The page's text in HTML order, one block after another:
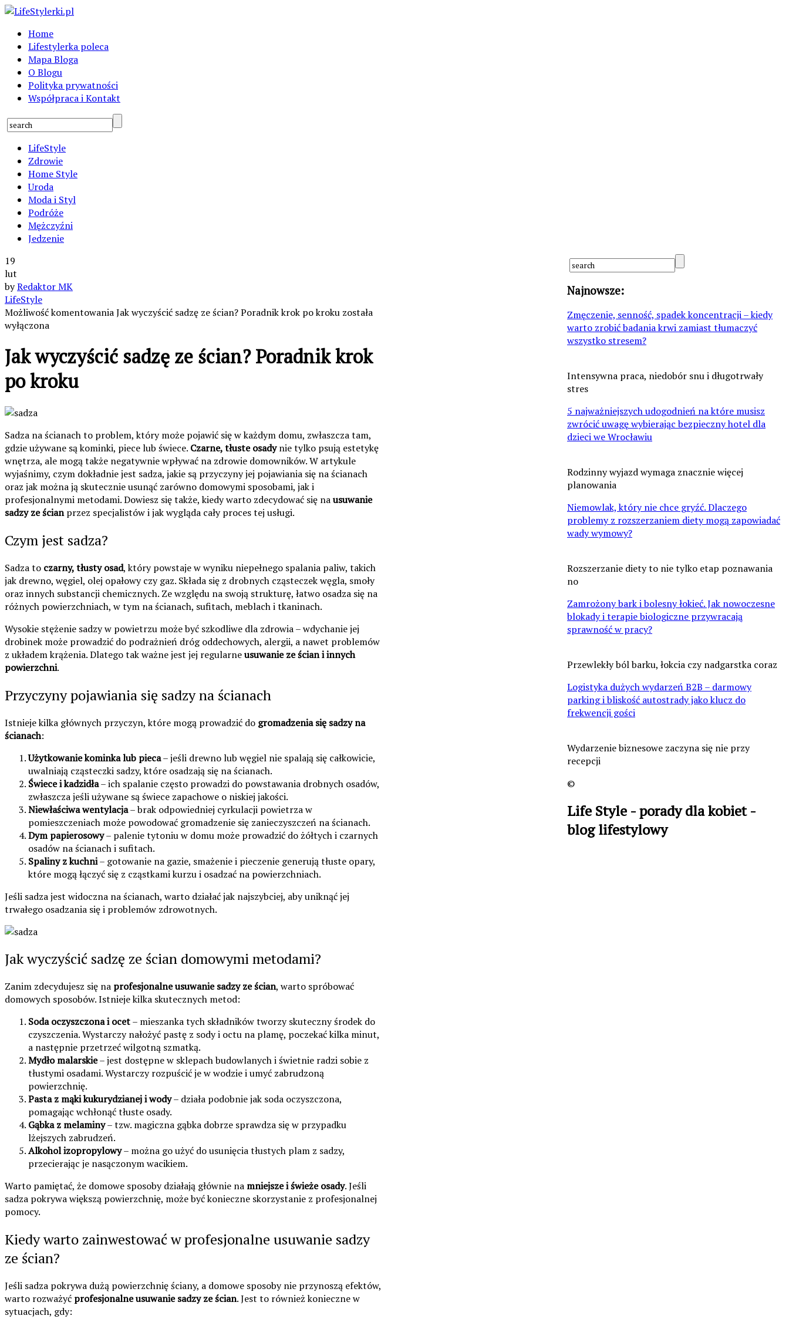
Home
Lifestylerka poleca
Mapa Bloga
O Blogu
Polityka prywatności
Współpraca i Kontakt
LifeStyle
Zdrowie
Home Style
Uroda
Moda i Styl
Podróże
Mężczyźni
Jedzenie
19
lut
byRedaktor MK
LifeStyle
Możliwość komentowaniaJak wyczyścić sadzę ze ścian? Poradnik krok po kroku została
wyłączona
Jak wyczyścić sadzę ze ścian? Poradnik krok
po kroku
Sadza na ścianach to problem, który może pojawić się w każdym domu, zwłaszcza tam,
gdzie używane są kominki, piece lub świece. Czarne, tłuste osadynie tylko psują estetykę
wnętrza, ale mogą także negatywnie wpływać na zdrowie domowników. W artykule
wyjaśnimy, czym dokładnie jest sadza, jakie są przyczyny jej pojawiania się na ścianach
oraz jak można ją skutecznie usunąć zarówno domowymi sposobami, jak i
profesjonalnymi metodami. Dowiesz się także, kiedy warto zdecydować się nausuwanie
sadzy ze ścianprzez specjalistów i jak wygląda cały proces tej usługi.
Czym jest sadza?
Sadza to czarny, tłusty osad, który powstaje w wyniku niepełnego spalania paliw, takich
jak drewno, węgiel, olej opałowy czy gaz. Składa się z drobnych cząsteczek węgla, smoły
oraz innych substancji chemicznych. Ze względu na swoją strukturę, łatwo osadza się na
różnych powierzchniach, w tym na ścianach, sufitach, meblach i tkaninach.
Wysokie stężenie sadzy w powietrzu może być szkodliwe dla zdrowia – wdychanie jej
drobinek może prowadzić do podrażnień dróg oddechowych, alergii, a nawet problemów
z układem krążenia. Dlatego tak ważne jest jej regularneusuwanie ze ścian i innych
powierzchni.
Przyczyny pojawiania się sadzy na ścianach
Istnieje kilka głównych przyczyn, które mogą prowadzić do gromadzenia się sadzy na
ścianach:
Użytkowanie kominka lub pieca– jeśli drewno lub węgiel nie spalają się całkowicie,
uwalniają cząsteczki sadzy, które osadzają się na ścianach.
Świece i kadzidła– ich spalanie często prowadzi do powstawania drobnych osadów,
zwłaszcza jeśli używane są świece zapachowe o niskiej jakości.
Niewłaściwa wentylacja– brak odpowiedniej cyrkulacji powietrza w
pomieszczeniach może powodować gromadzenie się zanieczyszczeń na ścianach.
Dym papierosowy– palenie tytoniu w domu może prowadzić do żółtych i czarnych
osadów na ścianach i sufitach.
Spaliny z kuchni– gotowanie na gazie, smażenie i pieczenie generują tłuste opary,
które mogą łączyć się z cząstkami kurzu i osadzać na powierzchniach.
Jeśli sadza jest widoczna na ścianach, warto działać jak najszybciej, aby uniknąć jej
trwałego osadzania się i problemów zdrowotnych.
Jak wyczyścić sadzę ze ścian domowymi metodami?
Zanim zdecydujesz się na profesjonalne usuwanie sadzy ze ścian, warto spróbować
domowych sposobów. Istnieje kilka skutecznych metod:
Soda oczyszczona i ocet– mieszanka tych składników tworzy skuteczny środek do
czyszczenia. Wystarczy nałożyć pastę z sody i octu na plamę, poczekać kilka minut,
a następnie przetrzeć wilgotną szmatką.
Mydło malarskie– jest dostępne w sklepach budowlanych i świetnie radzi sobie z
tłustymi osadami. Wystarczy rozpuścić je w wodzie i umyć zabrudzoną
powierzchnię.
Pasta z mąki kukurydzianej i wody– działa podobnie jak soda oczyszczona,
pomagając wchłonąć tłuste osady.
Gąbka z melaminy– tzw. magiczna gąbka dobrze sprawdza się w przypadku
lżejszych zabrudzeń.
Alkohol izopropylowy– można go użyć do usunięcia tłustych plam z sadzy,
przecierając je nasączonym wacikiem.
Warto pamiętać, że domowe sposoby działają głównie na mniejsze i świeże osady. Jeśli
sadza pokrywa większą powierzchnię, może być konieczne skorzystanie z profesjonalnej
pomocy.
Kiedy warto zainwestować w profesjonalne usuwanie sadzy
ze ścian?
Jeśli sadza pokrywa dużą powierzchnię ściany, a domowe sposoby nie przynoszą efektów,
warto rozważyć profesjonalne usuwanie sadzy ze ścian. Jest to również konieczne w
sytuacjach, gdy:
Najnowsze:
Zmęczenie, senność, spadek koncentracji – kiedy
warto zrobić badania krwi zamiast tłumaczyć
wszystko stresem?
Intensywna praca, niedobór snu i długotrwały
stres
5 najważniejszych udogodnień na które musisz
zwrócić uwagę wybierając bezpieczny hotel dla
dzieci we Wrocławiu
Rodzinny wyjazd wymaga znacznie więcej
planowania
Niemowlak, który nie chce gryźć. Dlaczego
problemy z rozszerzaniem diety mogą zapowiadać
wady wymowy?
Rozszerzanie diety to nie tylko etap poznawania
no
Zamrożony bark i bolesny łokieć. Jak nowoczesne
blokady i terapie biologiczne przywracają
sprawność w pracy?
Przewlekły ból barku, łokcia czy nadgarstka coraz
Logistyka dużych wydarzeń B2B – darmowy
parking i bliskość autostrady jako klucz do
frekwencji gości
Wydarzenie biznesowe zaczyna się nie przy
recepcji
©
Life Style - porady dla kobiet -
blog lifestylowy